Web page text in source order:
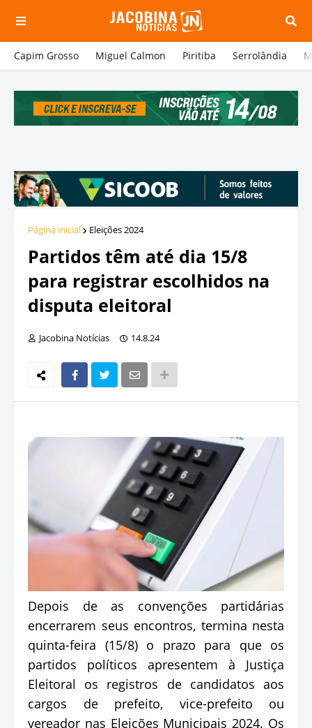
Capim Grosso Miguel Calmon Piritiba Serrolândia
Página inicial Eleições 2024
Partidos têm até dia 15/8
para registrar escolhidos na
disputa eleitoral
Jacobina Notícias 14.8.24
Depois de as convenções partidárias
encerrarem seus encontros, termina nesta
quinta-feira (15/8) o prazo para que os
partidos políticos apresentem à Justiça
Eleitoral os registros de candidatos aos
cargos de prefeito, vice-prefeito ou
vereador nas Eleições Municipais 2024. Os